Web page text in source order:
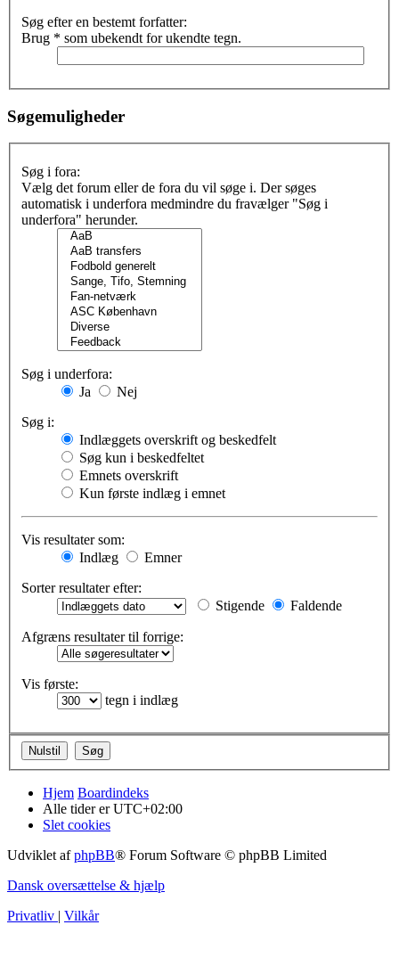
Søg efter en bestemt forfatter:
Brug * som ubekendt for ukendte tegn.
Søgemuligheder
Søg i fora:
Vælg det forum eller de fora du vil søge i. Der søges
automatisk i underfora medmindre du fravælger "Søg i
underfora" herunder.
Søg i underfora:
Ja
Nej
Søg i:
Indlæggets overskrift og beskedfelt
Søg kun i beskedfeltet
Emnets overskrift
Kun første indlæg i emnet
Vis resultater som:
Indlæg
Emner
Sorter resultater efter:
Stigende
Faldende
Afgræns resultater til forrige:
Vis første:
tegn i indlæg
Hjem Boardindeks
Alle tider erUTC+02:00
Slet cookies
Udviklet afphpBB® Forum Software © phpBB Limited
Dansk oversættelse & hjælp
Privatliv | Vilkår